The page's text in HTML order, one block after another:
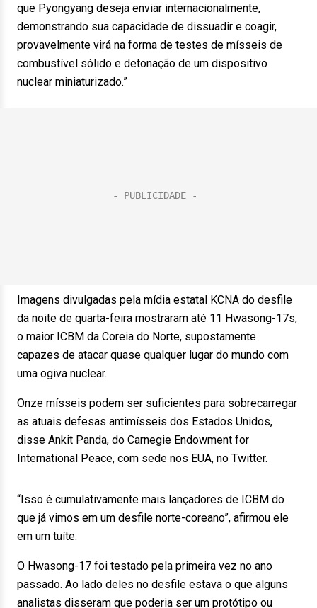
que Pyongyang deseja enviar internacionalmente,
demonstrando sua capacidade de dissuadir e coagir,
provavelmente virá na forma de testes de mísseis de
combustível sólido e detonação de um dispositivo
nuclear miniaturizado.”
Imagens divulgadas pela mídia estatal KCNA do desfile
da noite de quarta-feira mostraram até 11 Hwasong-17s,
o maior ICBM da Coreia do Norte, supostamente
capazes de atacar quase qualquer lugar do mundo com
uma ogiva nuclear.
Onze mísseis podem ser suficientes para sobrecarregar
as atuais defesas antimísseis dos Estados Unidos,
disse Ankit Panda, do Carnegie Endowment for
International Peace, com sede nos EUA, no Twitter.
“Isso é cumulativamente mais lançadores de ICBM do
que já vimos em um desfile norte-coreano”, afirmou ele
em um tuíte.
O Hwasong-17 foi testado pela primeira vez no ano
passado. Ao lado deles no desfile estava o que alguns
analistas disseram que poderia ser um protótipo ou